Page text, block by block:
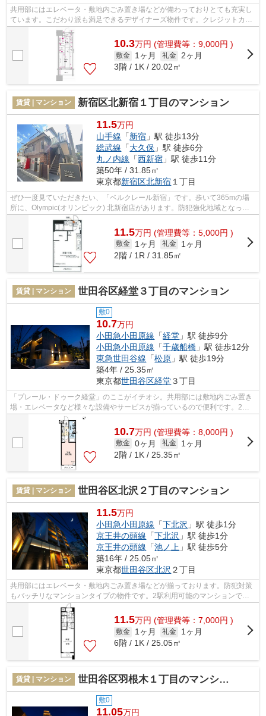
共用部にはエレベータ・敷地内ごみ置き場などが備わっておりとても充実し
ています。こだわり派も満足できるデザイナーズ物件です。クレジットカー
ドで初期費用をお支払いいただける物...
10.3万円 (管理費等：9,000円 )
敷金 1ヶ月 礼金
2ヶ月
3階 / 1K / 20.02㎡
賃貸 | マンション 新宿区北新宿１丁目のマンション
11.5万円
山手線 「新宿 」駅 徒歩13分
総武線 「大久保 」駅 徒歩6分
丸ノ内線 「西新宿 」駅 徒歩11分
築50年 / 31.85㎡
東京都新宿区北新宿１丁目
ぜひ一度見ていただきたい、「ベルクレール新宿」です。歩いて365mの場
所に、Olympic(オリンピック) 北新宿店があります。防犯強化地域となって
おりますので、夜道の一人歩きでも心強...
11.5万円 (管理費等：5,000円 )
敷金 1ヶ月 礼金
1ヶ月
2階 / 1R / 31.85㎡
賃貸 | マンション 世田谷区経堂３丁目のマンション
敷0
10.7万円
小田急小田原線 「経堂 」駅 徒歩9分
小田急小田原線 「千歳船橋 」駅 徒歩12分
東急世田谷線 「松原 」駅 徒歩19分
築4年 / 25.35㎡
東京都世田谷区経堂３丁目
「プレール・ドゥーク経堂」のここがイチオシ。共用部には敷地内ごみ置き
場・エレベータなど様々な設備やサービスが揃っているので便利です。2駅
利用可能な物件で移動範囲が広がります...
10.7万円 (管理費等：8,000円 )
敷金 0ヶ月 礼金
1ヶ月
2階 / 1K / 25.35㎡
賃貸 | マンション 世田谷区北沢２丁目のマンション
11.5万円
小田急小田原線 「下北沢 」駅 徒歩1分
京王井の頭線 「下北沢 」駅 徒歩1分
京王井の頭線 「池ノ上 」駅 徒歩5分
築16年 / 25.05㎡
東京都世田谷区北沢 ２丁目
共用部にはエレベータ・敷地内ごみ置き場などが揃っております。防犯対策
もバッチリなマンションタイプの物件です。2駅利用可能のマンションで
す。通風良好の涼しく気持ちの良い空間を...
11.5万円 (管理費等：7,000円 )
敷金 1ヶ月 礼金
1ヶ月
6階 / 1K / 25.05㎡
賃貸 | マンション 世田谷区羽根木１丁目のマンション
敷0
11.05万円